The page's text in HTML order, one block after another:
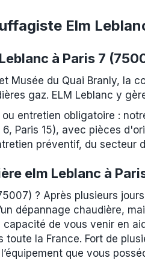
Elm
à Paris 7
Musée du Quai Branly, la
gaz. ELM Leblanc y
entretien obligatoire :
6, Paris 15), avec pièces
préventif, du secteur
elm Leblanc à
? Après plusieurs
dépannage chaudière,
de vous venir en
toute la France. Fort de
que vous